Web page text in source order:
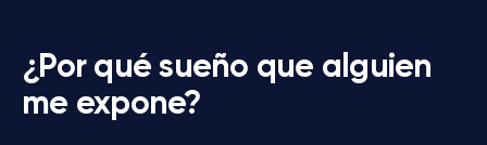
¿Por qué sueño que alguien
me expone?